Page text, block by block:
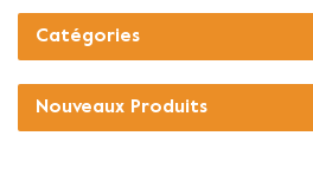
Catégories
Nouveaux Produits